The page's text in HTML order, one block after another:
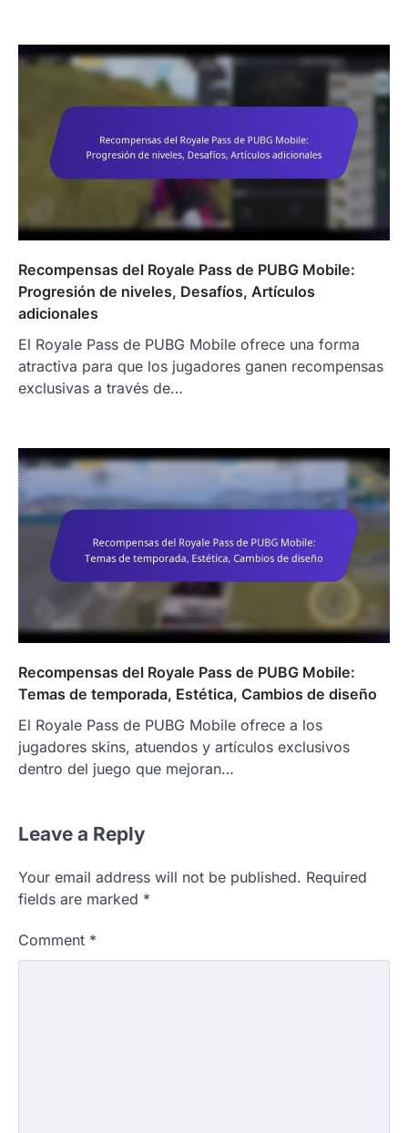
Recompensas del Royale Pass de PUBG Mobile:
Progresión de niveles, Desafíos, Artículos
adicionales
El Royale Pass de PUBG Mobile ofrece una forma
atractiva para que los jugadores ganen recompensas
exclusivas a través de…
Recompensas del Royale Pass de PUBG Mobile:
Temas de temporada, Estética, Cambios de diseño
El Royale Pass de PUBG Mobile ofrece a los
jugadores skins, atuendos y artículos exclusivos
dentro del juego que mejoran…
Leave a Reply
Your email address will not be published. Required
fields are marked *
Comment *